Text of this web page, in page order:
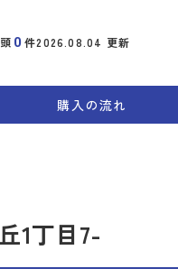
0 件2026.08.04 更新
購入の流れ
1丁目7-